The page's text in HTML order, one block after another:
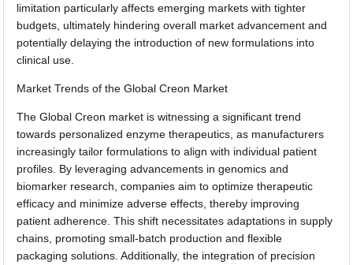
limitation particularly affects emerging markets with tighter
budgets, ultimately hindering overall market advancement and
potentially delaying the introduction of new formulations into
clinical use.
Market Trends of the Global Creon Market
The Global Creon market is witnessing a significant trend
towards personalized enzyme therapeutics, as manufacturers
increasingly tailor formulations to align with individual patient
profiles. By leveraging advancements in genomics and
biomarker research, companies aim to optimize therapeutic
efficacy and minimize adverse effects, thereby improving
patient adherence. This shift necessitates adaptations in supply
chains, promoting small-batch production and flexible
packaging solutions. Additionally, the integration of precision